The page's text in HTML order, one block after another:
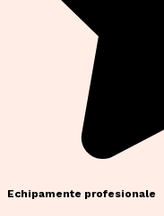
Echipamente profesionale